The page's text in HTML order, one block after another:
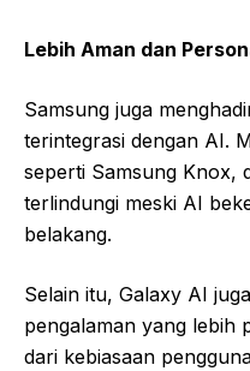
Lebih Aman dan
Samsung juga
terintegrasi dengan AI.
seperti Samsung Knox,
terlindungi meski AI
belakang.
Selain itu, Galaxy AI
pengalaman yang lebih
dari kebiasaan